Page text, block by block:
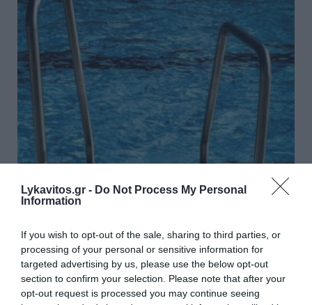
Lykavitos.gr - Do Not Process My Personal
Information
If you wish to opt-out of the sale, sharing to third parties, or
processing of your personal or sensitive information for
targeted advertising by us, please use the below opt-out
section to confirm your selection. Please note that after your
opt-out request is processed you may continue seeing
Θρήνος στην Πάρο για τον χαμό 4χρονου σε
πισίνα - Συγκλονιστική η προσπάθεια του
Σοκαρισμένη είναι η τοπική κοινωνία της Πάρου και όχι
μόνο μετά τον τραγικό χαμό του ενός 4χρονου αγοριού
σε πισίνα beach bar, λίγα μέτρα μακριά από τους γονείς
του. Σύμφωνα με ...